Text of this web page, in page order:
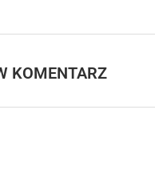
KOMENTARZ